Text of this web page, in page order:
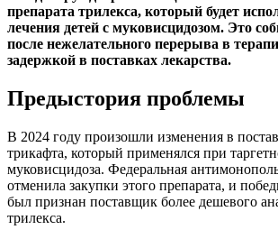
препарата трилекса, который будет
лечения детей с муковисцидозом. Это
после нежелательного перерыва в
задержкой в поставках лекарства.
Предыстория проблемы
В 2024 году произошли изменения в
трикафта, который применялся при
муковисцидоза. Федеральная
отменила закупки этого препарата, и
был признан поставщик более дешевого
трилекса.